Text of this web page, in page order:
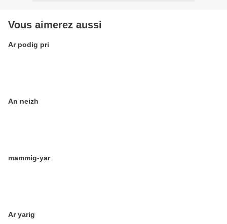
Vous aimerez aussi
Ar podig pri
An neizh
mammig-yar
Ar yarig